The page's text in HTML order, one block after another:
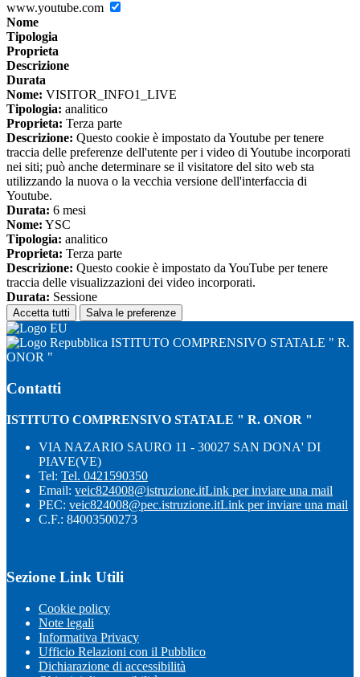
www.youtube.com
Nome
Tipologia
Proprieta
Descrizione
Durata
Nome: VISITOR_INFO1_LIVE
Tipologia: analitico
Proprieta: Terza parte
Descrizione: Questo cookie è impostato da Youtube per tenere
traccia delle preferenze dell'utente per i video di Youtube incorporati
nei siti; può anche determinare se il visitatore del sito web sta
utilizzando la nuova o la vecchia versione dell'interfaccia di
Youtube.
Durata: 6 mesi
Nome: YSC
Tipologia: analitico
Proprieta: Terza parte
Descrizione: Questo cookie è impostato da YouTube per tenere
traccia delle visualizzazioni dei video incorporati.
Durata: Sessione
Accetta tutti Salva le preferenze
ISTITUTO COMPRENSIVO STATALE " R.
ONOR "
Contatti
ISTITUTO COMPRENSIVO STATALE " R. ONOR "
VIA NAZARIO SAURO 11 - 30027 SAN DONA' DI
PIAVE(VE)
Tel: Tel. 0421590350
Email: veic824008@istruzione.itLink per inviare una mail
PEC: veic824008@pec.istruzione.itLink per inviare una mail
C.F.: 84003500273
Sezione Link Utili
Cookie policy
Note legali
Informativa Privacy
Ufficio Relazioni con il Pubblico
Dichiarazione di accessibilità